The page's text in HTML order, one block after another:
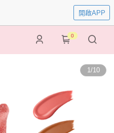
開啟APP
0
1/10